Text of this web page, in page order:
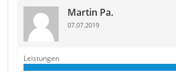
Martin Pa.
07.07.2019
Leistungen